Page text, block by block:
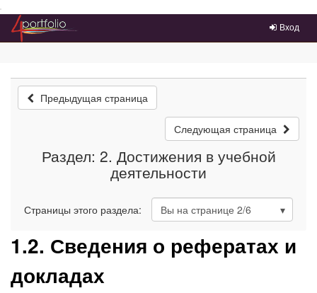
Преейти на главное меню
Вход
Предыдущая страница
Следующая страница
Раздел: 2. Достижения в учебной
деятельности
Страницы этого раздела: Вы на странице 2/6
1.2. Сведения о рефератах и
докладах